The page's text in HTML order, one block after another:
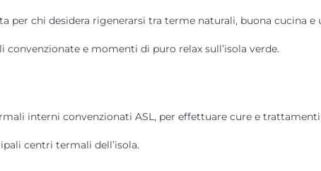
per chi desidera rigenerarsi tra terme naturali, buona cucina e
e momenti di puro relax sull’isola verde.
interni convenzionati ASL, per effettuare cure e trattamenti
centri termali dell’isola.